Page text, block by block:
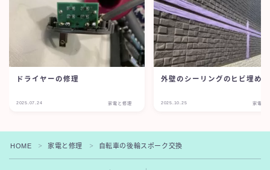
ドライヤーの修理
2025.07.24 家電と修理
外壁のシーリングのヒビ埋め
2025.10.25 家電と
HOME ＞ 家電と修理 ＞ 自転車の後輪スポーク交換